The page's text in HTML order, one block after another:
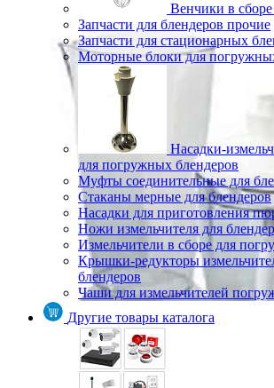
Венчики в сборе
Запчасти для блендеров прочие
Запчасти для стационарных
Моторные блоки для
Насадки-
для погружных блендеров
Муфты соединительные для
Стаканы мерные для блендеров
Насадки для приготовления
Ножи измельчителя для
Измельчители в сборе для
Крышки-редукторы
блендеров
Чаши для измельчителей
Другие товары каталога